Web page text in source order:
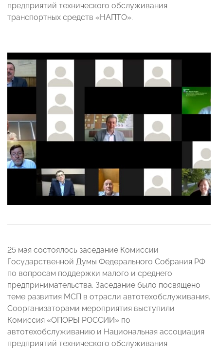
предприятий технического обслуживания
транспортных средств «НАПТО».
25 мая состоялось заседание Комиссии
Государственной Думы Федерального Собрания РФ
по вопросам поддержки малого и среднего
предпринимательства. Заседание было посвящено
теме развития МСП в отрасли автотехобслуживания.
Соорганизаторами мероприятия выступили
Комиссия «ОПОРЫ РОССИИ» по
автотехобслуживанию и Национальная ассоциация
предприятий технического обслуживания